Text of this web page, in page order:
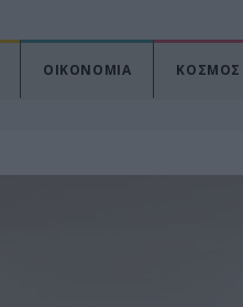
ΟΙΚΟΝΟΜΙΑ ΚΟΣΜΟΣ